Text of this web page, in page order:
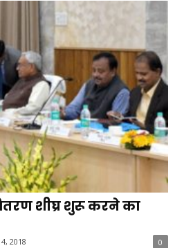
शीघ्र शुरू करने का
2018 0